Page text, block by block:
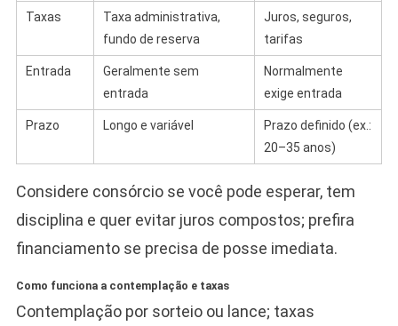
Taxas
Taxa administrativa,
fundo de reserva
Juros, seguros,
tarifas
Entrada
Geralmente sem
entrada
Normalmente
exige entrada
Prazo Longo e variável
Prazo definido (ex.:
20–35 anos)
Considere consórcio se você pode esperar, tem
disciplina e quer evitar juros compostos; prefira
financiamento se precisa de posse imediata.
Como funciona a contemplação e taxas
Contemplação por sorteio ou lance; taxas